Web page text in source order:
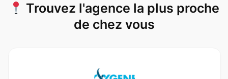
Trouvez l'agence la plus proche
de chez vous